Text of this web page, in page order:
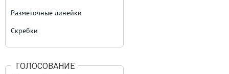
Разметочные линейки
Скребки
ГОЛОСОВАНИЕ